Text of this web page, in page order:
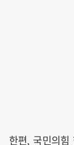
한편, 국민의힘